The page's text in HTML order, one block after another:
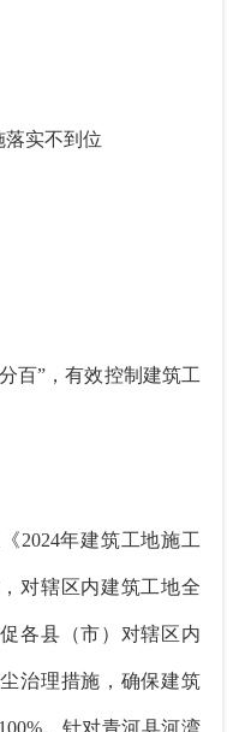
实不到位
”，有效控制建筑工
2024年建筑工地施工
对辖区内建筑工地全
各县（市）对辖区内
治理措施，确保建筑
。针对青河县河湾